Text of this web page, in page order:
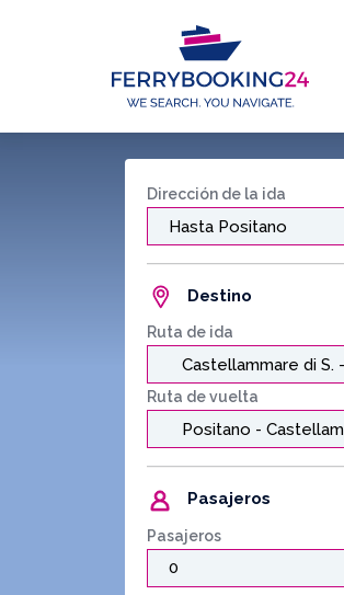
Dirección de la ida
Destino
Ruta de ida
Ruta de vuelta
Pasajeros
Pasajeros